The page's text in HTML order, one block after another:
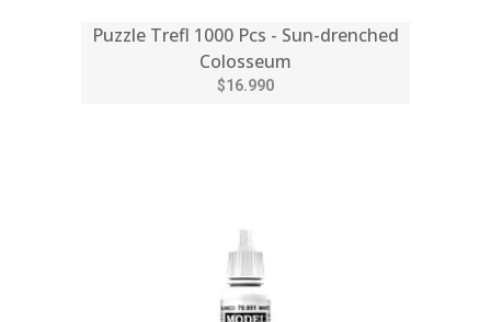
Puzzle Trefl 1000 Pcs - Sun-drenched
Colosseum
$16.990